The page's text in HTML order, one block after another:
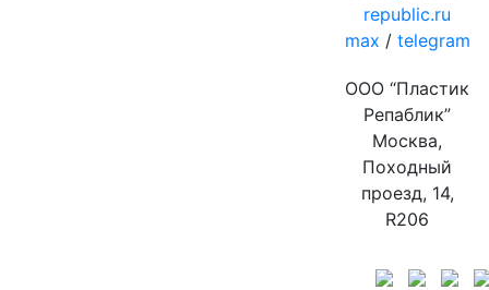
republic.ru
max / telegram
ООО “Пластик
Репаблик”
Москва,
Походный
проезд, 14,
R206